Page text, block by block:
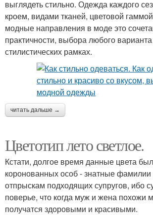
выглядеть стильно. Одежда каждого
кроем, видами тканей, цветовой
модные направления в моде это
практичности, выбора любого
стилистических рамках.
читать дальше →
Цветотип лето светлое.
Кстати, долгое время данные цвета
коронованных особ - знатные
отпрыскам подходящих супругов, ибо
поверье, что когда муж и жена похожи
получатся здоровыми и красивыми.